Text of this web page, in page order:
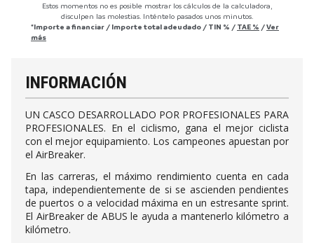
Estos momentos no es posible mostrar los cálculos de la calculadora,
disculpen las molestias. Inténtelo pasados unos minutos.
*Importe a financiar / Importe total adeudado / TIN % / TAE % /Ver
más
INFORMACIÓN
UN CASCO DESARROLLADO POR PROFESIONALES PARA
PROFESIONALES. En el ciclismo, gana el mejor ciclista
con el mejor equipamiento. Los campeones apuestan por
el AirBreaker.
En las carreras, el máximo rendimiento cuenta en cada
tapa, independientemente de si se ascienden pendientes
de puertos o a velocidad máxima en un estresante sprint.
El AirBreaker de ABUS le ayuda a mantenerlo kilómetro a
kilómetro.